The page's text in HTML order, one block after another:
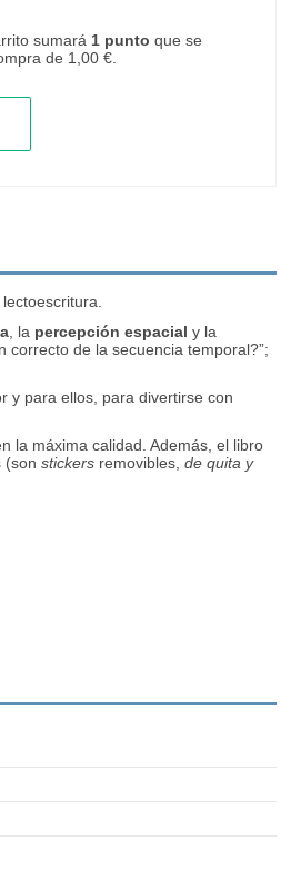
sumará 1punto que se
de 1,00 €.
, la percepción espacial y la
correcto de la secuencia temporal?”;
y para ellos, para divertirse con
la máxima calidad. Además, el libro
(son stickersremovibles, de quita y